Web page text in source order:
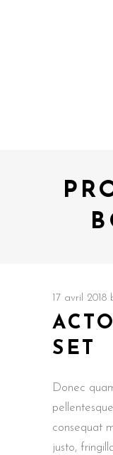
17 avril 2018
SET
Donec
consequat
justo,